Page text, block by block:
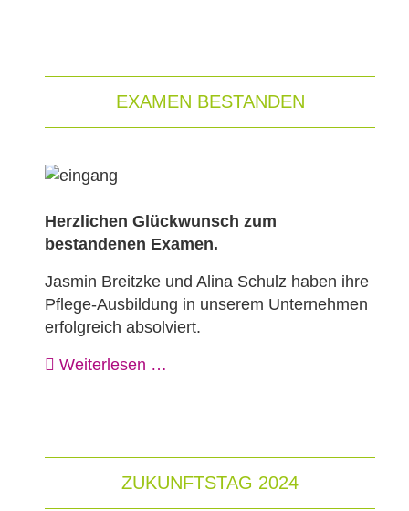
EXAMEN BESTANDEN
Herzlichen Glückwunsch zum
bestandenen Examen.
Jasmin Breitzke und Alina Schulz haben ihre
Pflege-Ausbildung in unserem Unternehmen
erfolgreich absolviert.
Weiterlesen …
ZUKUNFTSTAG 2024